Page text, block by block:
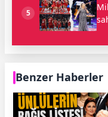
5
Benzer Haberler